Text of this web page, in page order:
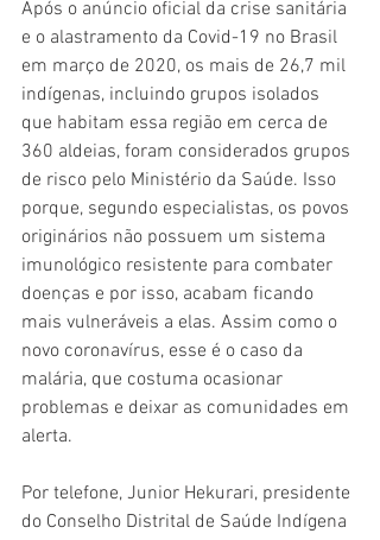
Após o anúncio oficial da crise sanitária
e o alastramento da Covid-19 no Brasil
em março de 2020, os mais de 26,7 mil
indígenas, incluindo grupos isolados
que habitam essa região em cerca de
360 aldeias, foram considerados grupos
de risco pelo Ministério da Saúde. Isso
porque, segundo especialistas, os povos
originários não possuem um sistema
imunológico resistente para combater
doenças e por isso, acabam ficando
mais vulneráveis a elas. Assim como o
novo coronavírus, esse é o caso da
malária, que costuma ocasionar
problemas e deixar as comunidades em
alerta.
Por telefone, Junior Hekurari, presidente
do Conselho Distrital de Saúde Indígena